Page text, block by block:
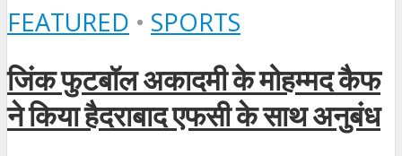
FEATURED • SPORTS
जिंक फुटबॉल अकादमी के मोहम्मद कैफ
ने किया हैदराबाद एफसी के साथ अनुबंध